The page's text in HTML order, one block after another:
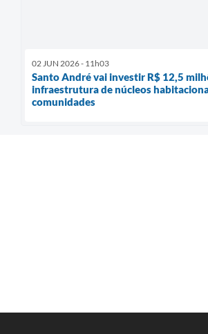
02 JUN 2026 - 11h03
Santo André vai investir R$ 12,5
infraestrutura de núcleos
comunidades